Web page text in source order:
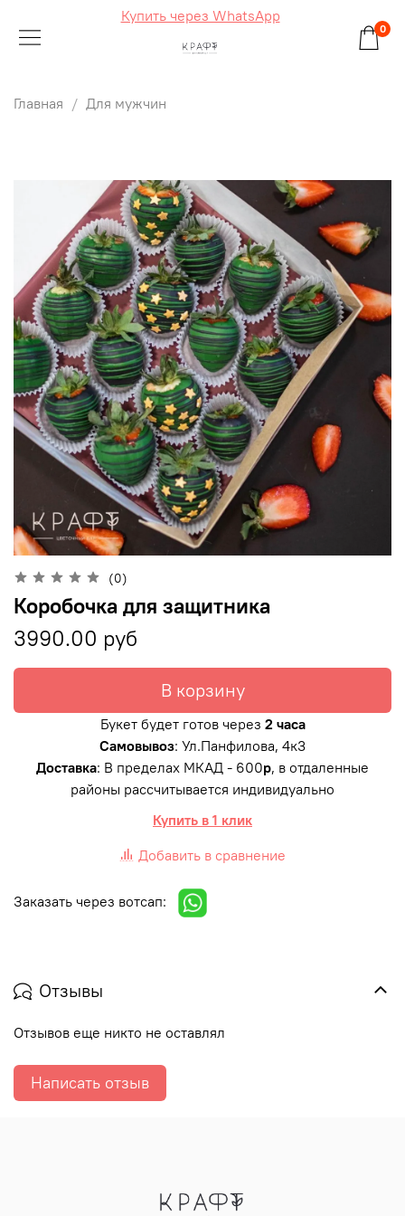
Купить через WhatsApp
0
Главная Для мужчин
(0)
Коробочка для защитника
3990.00 руб
В корзину
Букет будет готов через 2 часа
Самовывоз: Ул.Панфилова, 4к3
Доставка: В пределах МКАД - 600р, в отдаленные
районы рассчитывается индивидуально
Купить в 1 клик
Добавить в сравнение
Заказать через вотсап:
Отзывы
Отзывов еще никто не оставлял
Написать отзыв